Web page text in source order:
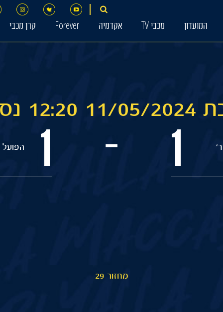
המועדון מכבי TV אקדמיה Forever קרן מכבי
ציונה
1 הפועל 1 -
מחזור 29